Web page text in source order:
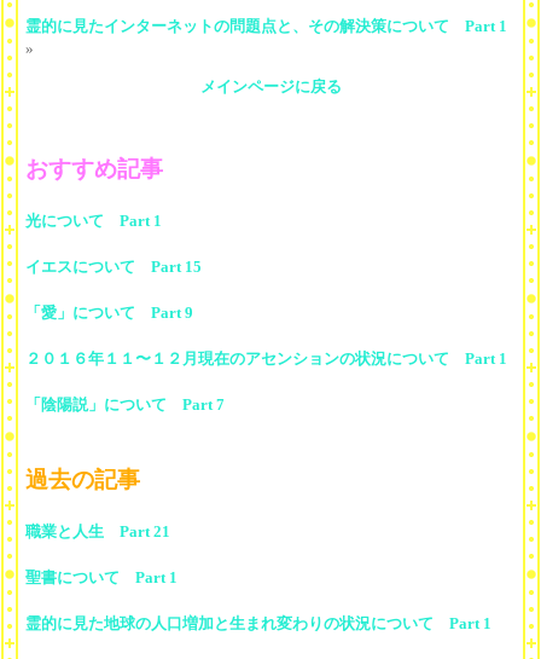
霊的に見たインターネットの問題点と、その解決策について Part 1
»
メインページに戻る
おすすめ記事
光について Part 1
イエスについて Part 15
「愛」について Part 9
２０１６年１１〜１２月現在のアセンションの状況について Part 1
「陰陽説」について Part 7
過去の記事
職業と人生 Part 21
聖書について Part 1
霊的に見た地球の人口増加と生まれ変わりの状況について Part 1